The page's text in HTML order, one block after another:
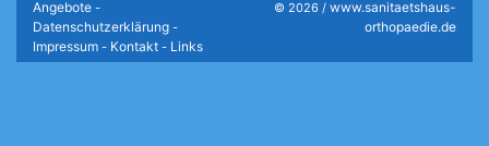
Angebote -
Datenschutzerklärung -
Impressum - Kontakt - Links
© 2026 / www.sanitaetshaus-
orthopaedie.de